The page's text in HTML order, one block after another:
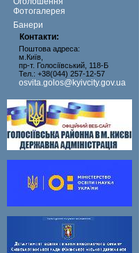
Фотогалерея
Банери
Контакти:
Поштова адреса:
м.Київ,
пр-т. Голосіївський, 118-Б
Тел.: +38(044) 257-12-57
osvita.golos@kyivcity.gov.ua